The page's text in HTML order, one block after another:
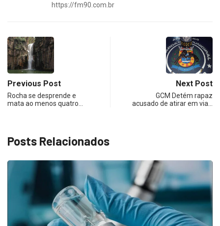
https://fm90.com.br
Previous Post
Rocha se desprende e
mata ao menos quatro…
Next Post
GCM Detém rapaz
acusado de atirar em via…
Posts Relacionados